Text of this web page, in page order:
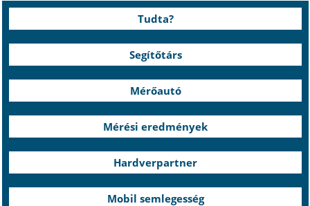
Tudta?
Segítőtárs
Mérőautó
Mérési eredmények
Hardverpartner
Mobil semlegesség